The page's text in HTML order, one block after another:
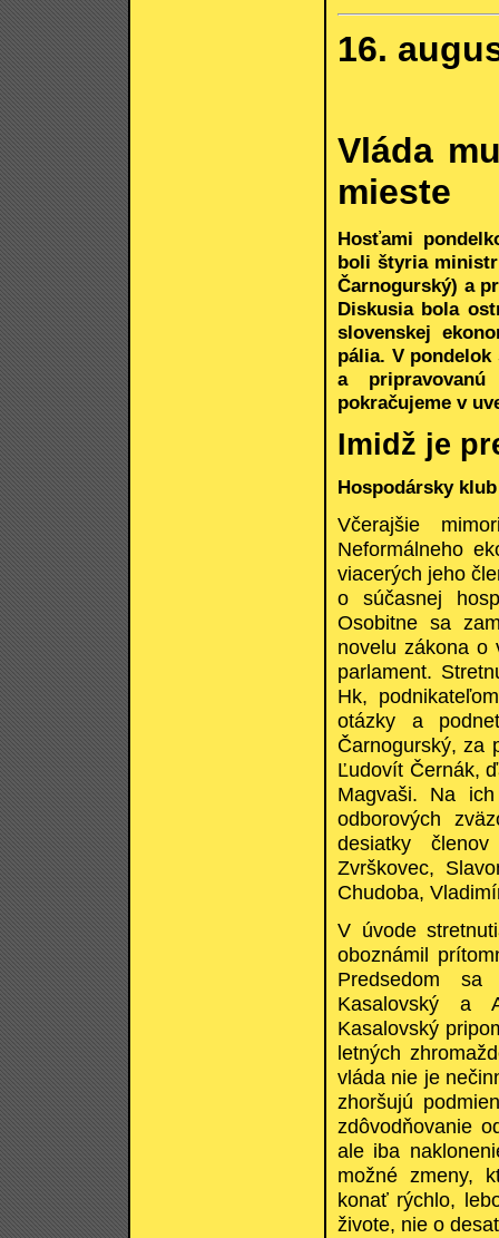
16.
Vláda
mieste
Hosťami
boli štyria
Čarnogurský) a
Diskusia bola
slovenskej
pália. V
a
pokračujeme v
Imidž je
Hospodársky
Včerajšie
Neformálneho
viacerých jeho
o súčasnej
Osobitne sa
novelu zákona o
parlament.
Hk,
otázky a
Čarnogurský, za
Ľudovít Černák,
Magvaši. Na
odborových
desiatky
Zvrškovec,
Chudoba,
V úvode
oboznámil
Predsedom
Kasalovský a
Kasalovský
letných
vláda nie je
zhoršujú
zdôvodňovanie
ale iba
možné zmeny,
konať rýchlo,
živote, nie o